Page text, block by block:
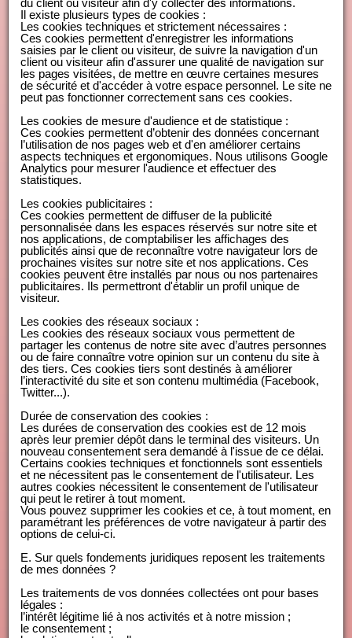
Il existe plusieurs types de cookies :
Les cookies techniques et strictement nécessaires :
Ces cookies permettent d'enregistrer les informations
saisies par le client ou visiteur, de suivre la navigation d'un
client ou visiteur afin d'assurer une qualité de navigation sur
les pages visitées, de mettre en œuvre certaines mesures
de sécurité et d'accéder à votre espace personnel. Le site ne
peut pas fonctionner correctement sans ces cookies.
Les cookies de mesure d'audience et de statistique :
Ces cookies permettent d’obtenir des données concernant
l’utilisation de nos pages web et d'en améliorer certains
aspects techniques et ergonomiques. Nous utilisons Google
Analytics pour mesurer l'audience et effectuer des
statistiques.
Les cookies publicitaires :
Ces cookies permettent de diffuser de la publicité
personnalisée dans les espaces réservés sur notre site et
nos applications, de comptabiliser les affichages des
publicités ainsi que de reconnaître votre navigateur lors de
prochaines visites sur notre site et nos applications. Ces
cookies peuvent être installés par nous ou nos partenaires
publicitaires. Ils permettront d'établir un profil unique de
visiteur.
Les cookies des réseaux sociaux :
Les cookies des réseaux sociaux vous permettent de
partager les contenus de notre site avec d’autres personnes
ou de faire connaître votre opinion sur un contenu du site à
des tiers. Ces cookies tiers sont destinés à améliorer
l’interactivité du site et son contenu multimédia (Facebook,
Twitter...).
Durée de conservation des cookies :
Les durées de conservation des cookies est de 12 mois
après leur premier dépôt dans le terminal des visiteurs. Un
nouveau consentement sera demandé à l'issue de ce délai.
Certains cookies techniques et fonctionnels sont essentiels
et ne nécessitent pas le consentement de l'utilisateur. Les
autres cookies nécessitent le consentement de l'utilisateur
qui peut le retirer à tout moment.
Vous pouvez supprimer les cookies et ce, à tout moment, en
paramétrant les préférences de votre navigateur à partir des
options de celui-ci.
E. Sur quels fondements juridiques reposent les traitements
de mes données ?
Les traitements de vos données collectées ont pour bases
légales :
l’intérêt légitime lié à nos activités et à notre mission ;
le consentement ;